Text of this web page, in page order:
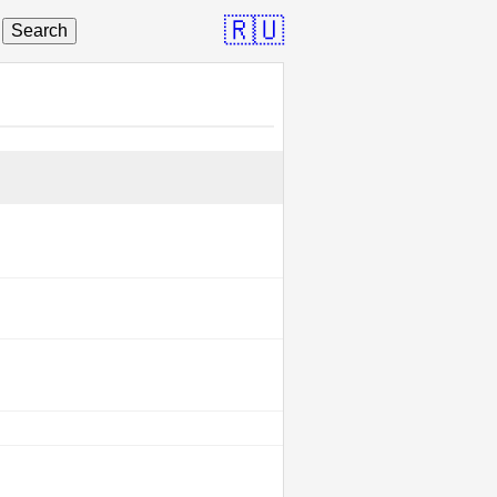
Search 🇷🇺